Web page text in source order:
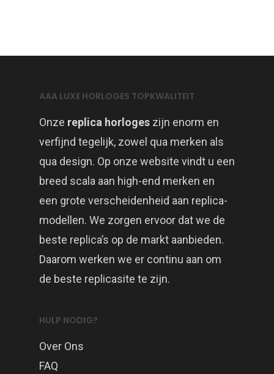
AAA LUXE HORLOGES TOPKWALITEIT
Onze replica horloges zijn enorm en
verfijnd tegelijk, zowel qua merken als
qua design. Op onze website vindt u een
breed scala aan high-end merken en
een grote verscheidenheid aan replica-
modellen. We zorgen ervoor dat we de
beste replica’s op de markt aanbieden.
Daarom werken we er continu aan om
de beste replicasite te zijn.
HULP NODIG?
Over Ons
FAQ